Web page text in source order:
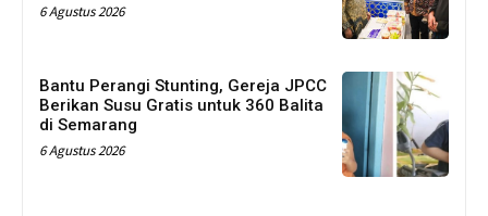
6 Agustus 2026
Bantu Perangi Stunting, Gereja JPCC
Berikan Susu Gratis untuk 360 Balita
di Semarang
6 Agustus 2026